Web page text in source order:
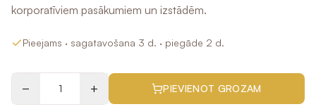
korporatīviem pasākumiem un izstādēm.
Pieejams · sagatavošana 3 d. · piegāde 2 d.
− + PIEVIENOT GROZAM